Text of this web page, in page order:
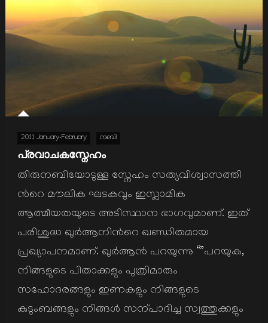
2011 January-February നബി
പ്രവാചകസ്നേഹം
തിരുനബിയോടുള്ള സ്നേഹം സത്യവിശ്വാസത്തി
ന്‍റെ മൗലിക ഘടകവും ഇസ്ലാമിക
ആത്മീയതയുടെ അടിസ്ഥാന ഭാഗവുമാണ്. ഇത്
പരിശുദ്ധ ഖുര്‍ആനിന്‍റെ ഖണ്ഡിതമായ
പ്രഖ്യാപനമാണ്. ഖുര്‍ആന്‍ പറയുന്നു “”പറയുക,
നിങ്ങളുടെ പിതാക്കളും പുത്രിമാരും
സഹോദരങ്ങളും ഇണകളും നിങ്ങളുടെ
കുടുംബങ്ങളും നിങ്ങള്‍ സന്പാദിച്ച സ്വത്തുക്കളും